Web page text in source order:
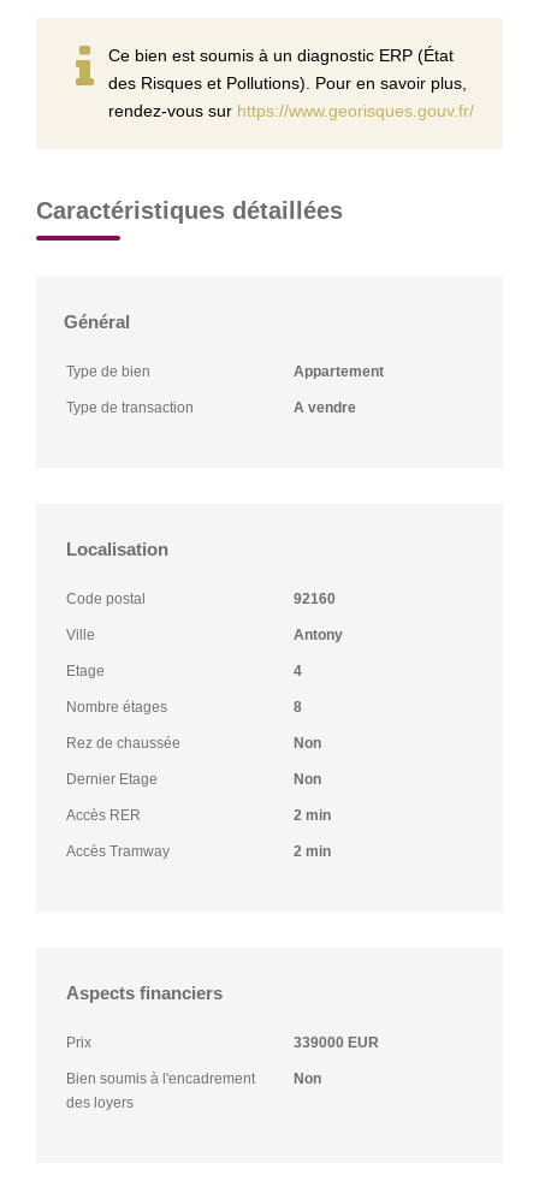
Ce bien est soumis à un diagnostic ERP (État
des Risques et Pollutions). Pour en savoir plus,
rendez-vous sur https://www.georisques.gouv.fr/
Caractéristiques détaillées
Général
Type de bien Appartement
Type de transaction A vendre
Localisation
Code postal 92160
Ville Antony
Etage 4
Nombre étages 8
Rez de chaussée Non
Dernier Etage Non
Accès RER 2 min
Accès Tramway 2 min
Aspects financiers
Prix 339000 EUR
Bien soumis à l'encadrement
des loyers
Non